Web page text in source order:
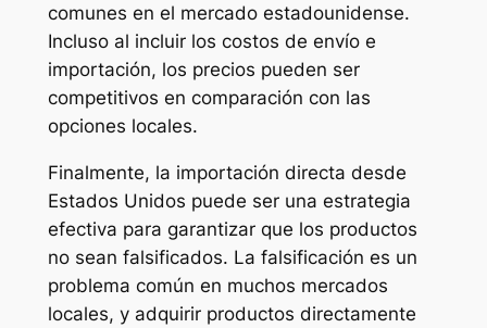
comunes en el mercado estadounidense.
Incluso al incluir los costos de envío e
importación, los precios pueden ser
competitivos en comparación con las
opciones locales.
Finalmente, la importación directa desde
Estados Unidos puede ser una estrategia
efectiva para garantizar que los productos
no sean falsificados. La falsificación es un
problema común en muchos mercados
locales, y adquirir productos directamente